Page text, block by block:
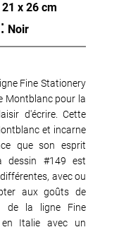
21 x 26 cm
Noir
Fine Stationery
Montblanc pour la
d'écrire. Cette
et incarne
que son esprit
dessin #149 est
avec ou
aux goûts de
de la ligne Fine
Italie avec un